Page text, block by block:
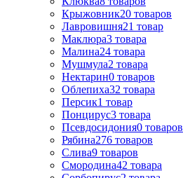
Крыжовник20 товаров
Лавровишня21 товар
Маклюра3 товара
Малина24 товара
Мушмула2 товара
Нектарин0 товаров
Облепиха32 товара
Персик1 товар
Понцирус3 товара
Псевдосидония0 товаров
Рябина276 товаров
Слива9 товаров
Смородина42 товара